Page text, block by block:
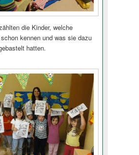
die Kinder, welche
kennen und was sie dazu
hatten.